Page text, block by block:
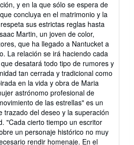
y en la que sólo se espera de
concluya en el matrimonio y la
sus estrictas reglas hasta
Martin, un joven de color,
que ha llegado a Nantucket a
La relación se irá haciendo cada
desatará todo tipo de rumores y
tan cerrada y tradicional como
en la vida y obra de Maria
astrónomo profesional de
de las estrellas" es un
trazado del deseo y la superación
"Cada cierto tiempo un escritor
un personaje histórico no muy
rendir homenaje. En el